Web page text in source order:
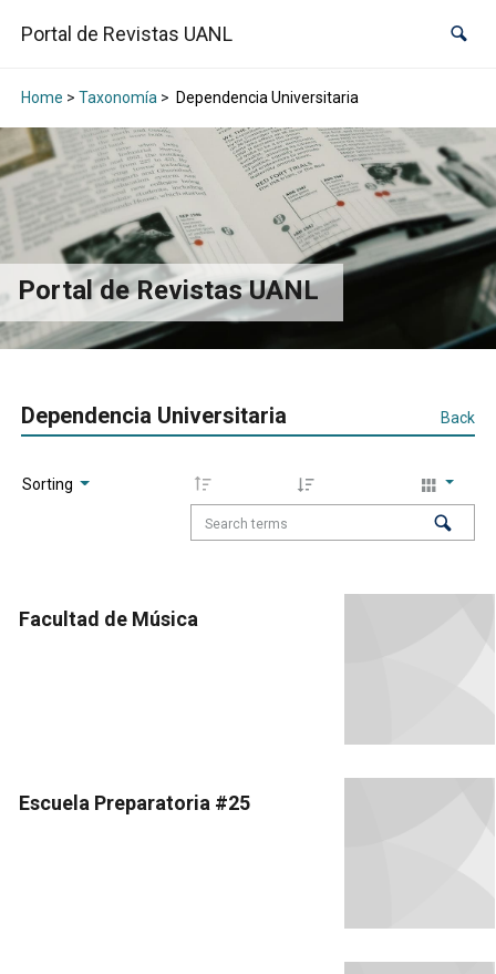
Portal de Revistas UANL
Home > Taxonomía> Dependencia Universitaria
Portal de Revistas UANL
Dependencia Universitaria Back
Sorting
Facultad de Música
Escuela Preparatoria #25